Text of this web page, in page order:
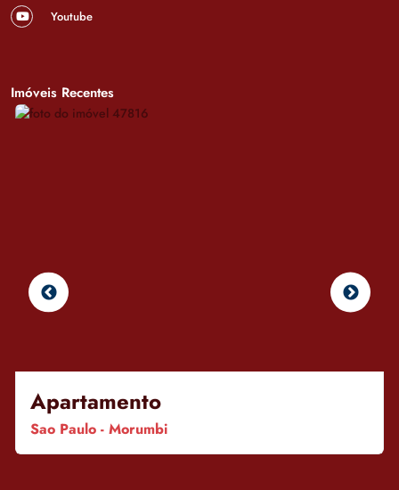
Youtube
Imóveis Recentes
Apartamento
Sao Paulo - Morumbi